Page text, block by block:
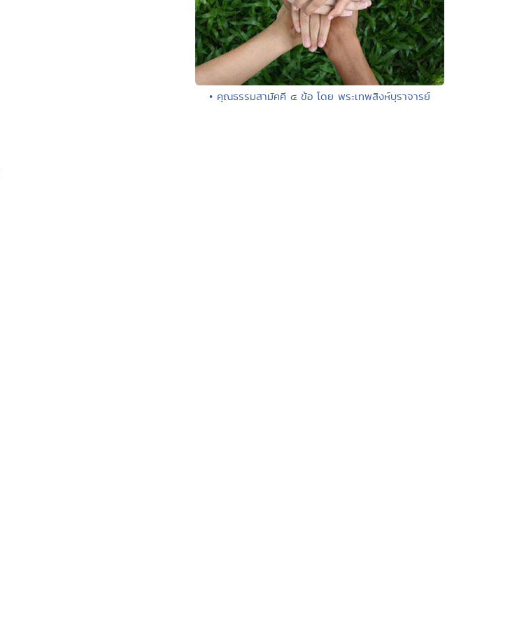
• คุณธรรมสามัคคี ๔ ข้อ โดย พระเทพสิงห์บุราจารย์